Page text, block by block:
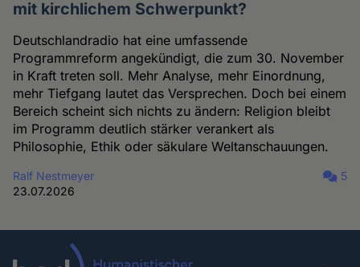
mit kirchlichem Schwerpunkt?
Deutschlandradio hat eine umfassende
Programmreform angekündigt, die zum 30. November
in Kraft treten soll. Mehr Analyse, mehr Einordnung,
mehr Tiefgang lautet das Versprechen. Doch bei einem
Bereich scheint sich nichts zu ändern: Religion bleibt
im Programm deutlich stärker verankert als
Philosophie, Ethik oder säkulare Weltanschauungen.
Ralf Nestmeyer
23.07.2026
5